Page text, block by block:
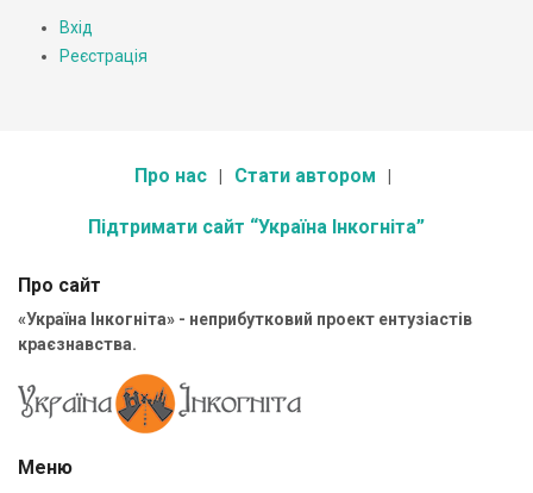
Вхід
Реєстрація
Про нас Стати автором
Підтримати сайт “Україна Інкогніта”
Про сайт
«Україна Інкогніта» - неприбутковий проект ентузіастів
краєзнавства.
Меню